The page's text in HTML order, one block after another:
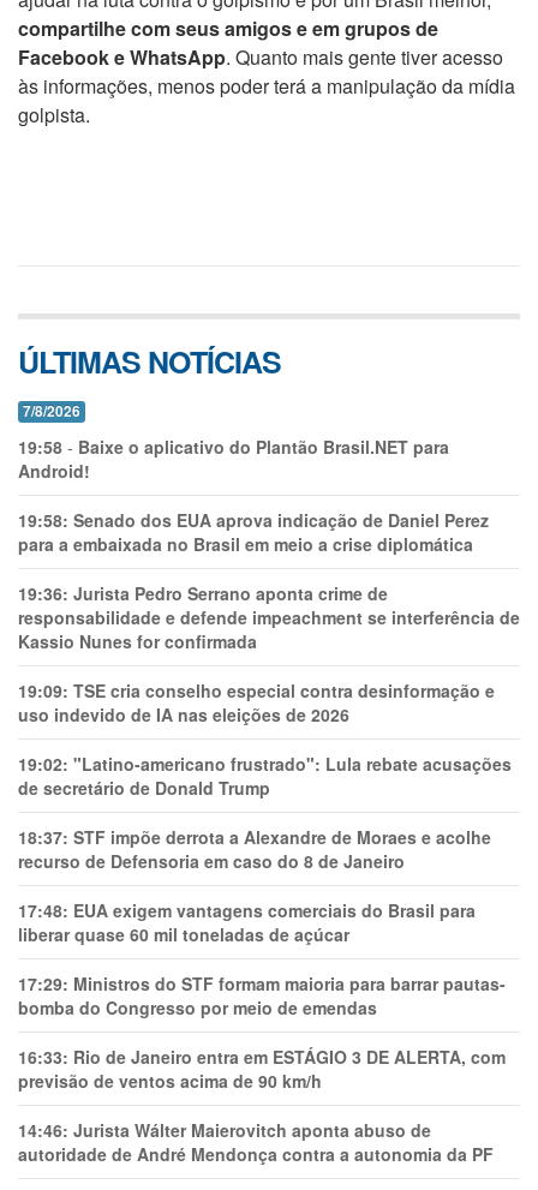
compartilhe com seus amigos e em grupos de
Facebook e WhatsApp. Quanto mais gente tiver acesso
às informações, menos poder terá a manipulação da mídia
golpista.
ÚLTIMAS NOTÍCIAS
7/8/2026
19:58 - Baixe o aplicativo do Plantão Brasil.NET para
Android!
19:58: Senado dos EUA aprova indicação de Daniel Perez
para a embaixada no Brasil em meio a crise diplomática
19:36: Jurista Pedro Serrano aponta crime de
responsabilidade e defende impeachment se interferência de
Kassio Nunes for confirmada
19:09: TSE cria conselho especial contra desinformação e
uso indevido de IA nas eleições de 2026
19:02: "Latino-americano frustrado": Lula rebate acusações
de secretário de Donald Trump
18:37: STF impõe derrota a Alexandre de Moraes e acolhe
recurso de Defensoria em caso do 8 de Janeiro
17:48: EUA exigem vantagens comerciais do Brasil para
liberar quase 60 mil toneladas de açúcar
17:29: Ministros do STF formam maioria para barrar pautas-
bomba do Congresso por meio de emendas
16:33: Rio de Janeiro entra em ESTÁGIO 3 DE ALERTA, com
previsão de ventos acima de 90 km/h
14:46: Jurista Wálter Maierovitch aponta abuso de
autoridade de André Mendonça contra a autonomia da PF